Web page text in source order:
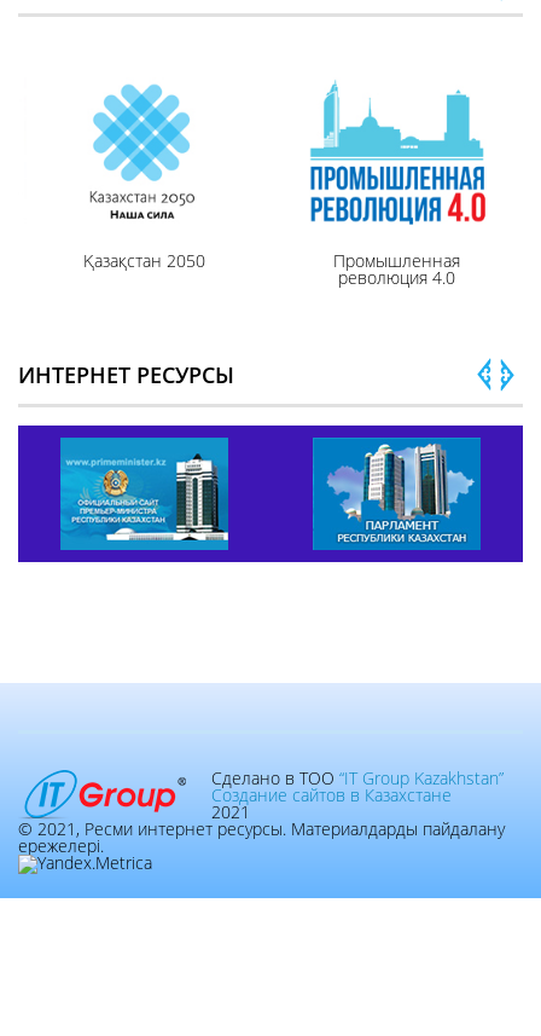
Қазақстан 2050 Промышленная
революция 4.0
ИНТЕРНЕТ РЕСУРСЫ
Сделано в ТОО “IT Group Kazakhstan”
Создание сайтов в Казахстане
2021
© 2021, Ресми интернет ресурсы. Материалдарды пайдалану
ережелері.